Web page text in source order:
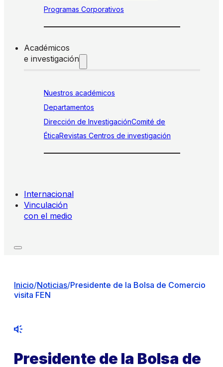
Programas Corporativos
Académicos
e investigación
Nuestros académicos
Departamentos
Dirección de InvestigaciónComité de
ÉticaRevistas Centros de investigación
Internacional
Vinculación
con el medio
Inicio/Noticias/Presidente de la Bolsa de Comercio
visita FEN
Presidente de la Bolsa de